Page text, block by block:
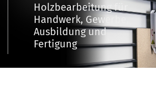
Holzbearbeitung für
Handwerk, Gewerbe,
Ausbildung und
Fertigung